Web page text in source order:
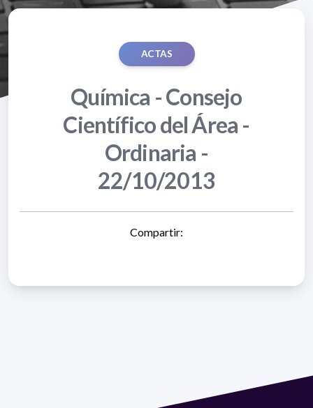
ACTAS
Química - Consejo
Científico del Área -
Ordinaria -
22/10/2013
Compartir: